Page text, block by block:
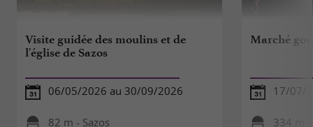
Visite guidée des moulins et de
l'église de Sazos
06/05/2026 au 30/09/2026
82 m - Sazos
Marché
17/07/
334 m -